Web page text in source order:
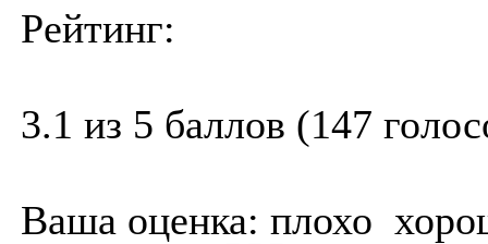
Рейтинг:
3.1 из 5 баллов (147
Ваша оценка: плохо